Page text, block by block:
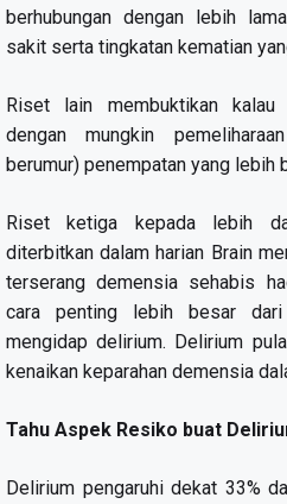
berhubungan dengan lebih
sakit serta tingkatan kematian
Riset lain membuktikan kalau
dengan mungkin
berumur) penempatan yang lebih
Riset ketiga kepada lebih
diterbitkan dalam harian Brain
terserang demensia sehabis
cara penting lebih besar
mengidap delirium. Delirium
kenaikan keparahan demensia
Tahu Aspek Resiko buat
Delirium pengaruhi dekat 33%